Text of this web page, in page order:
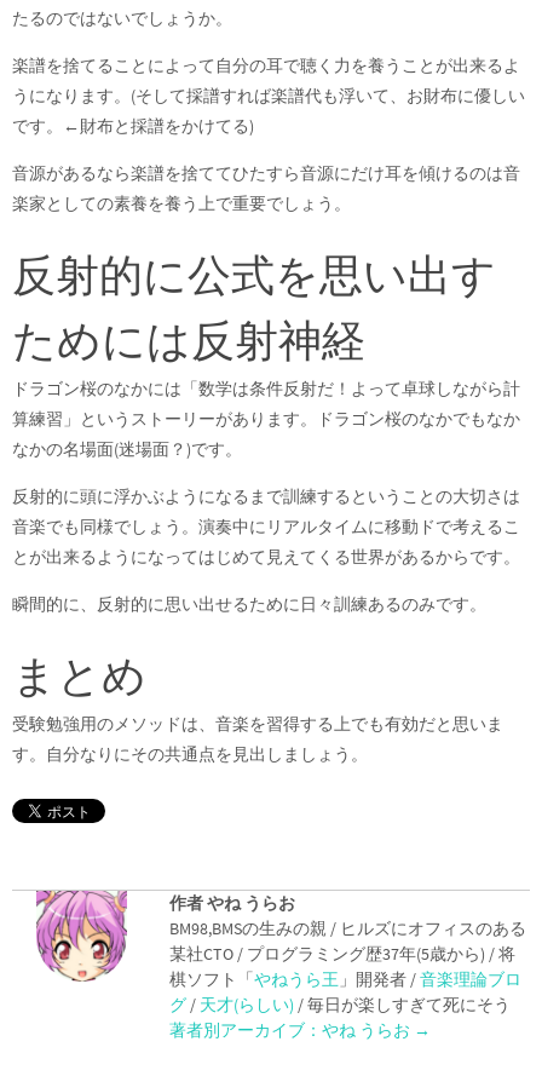
たるのではないでしょうか。
楽譜を捨てることによって自分の耳で聴く力を養うことが出来るよ
うになります。(そして採譜すれば楽譜代も浮いて、お財布に優しい
です。←財布と採譜をかけてる)
音源があるなら楽譜を捨ててひたすら音源にだけ耳を傾けるのは音
楽家としての素養を養う上で重要でしょう。
反射的に公式を思い出す
ためには反射神経
ドラゴン桜のなかには「数学は条件反射だ！よって卓球しながら計
算練習」というストーリーがあります。ドラゴン桜のなかでもなか
なかの名場面(迷場面？)です。
反射的に頭に浮かぶようになるまで訓練するということの大切さは
音楽でも同様でしょう。演奏中にリアルタイムに移動ドで考えるこ
とが出来るようになってはじめて見えてくる世界があるからです。
瞬間的に、反射的に思い出せるために日々訓練あるのみです。
まとめ
受験勉強用のメソッドは、音楽を習得する上でも有効だと思いま
す。自分なりにその共通点を見出しましょう。
作者 やね うらお
BM98,BMSの生みの親 / ヒルズにオフィスのある
某社CTO / プログラミング歴37年(5歳から) / 将
棋ソフト「やねうら王 」開発者 /音楽理論ブロ
グ / 天才(らしい) / 毎日が楽しすぎて死にそう
著者別アーカイブ：やね うらお →